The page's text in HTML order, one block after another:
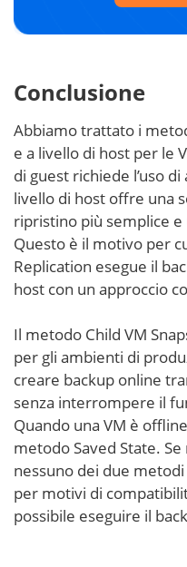
Conclusione
Abbiamo trattato i
e a livello di host per le
di guest richiede l’uso
livello di host offre una
ripristino più semplice
Questo è il motivo per
Replication esegue il
host con un approccio
Il metodo Child VM
per gli ambienti di
creare backup online
senza interrompere il
Quando una VM è
metodo Saved State.
nessuno dei due
per motivi di
possibile eseguire il